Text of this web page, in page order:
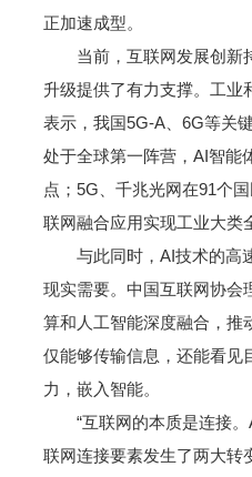
正加速成型。
当前，互联网发展创新
升级提供了有力支撑。工业
表示，我国5G-A、6G等关
处于全球第一阵营，AI智能
点；5G、千兆光网在91个
联网融合应用实现工业大类
与此同时，AI技术的高
现实需要。中国互联网协会
算和人工智能深度融合，推
仅能够传输信息，还能看见
力，嵌入智能。
“互联网的本质是连接。
联网连接要素发生了两大转